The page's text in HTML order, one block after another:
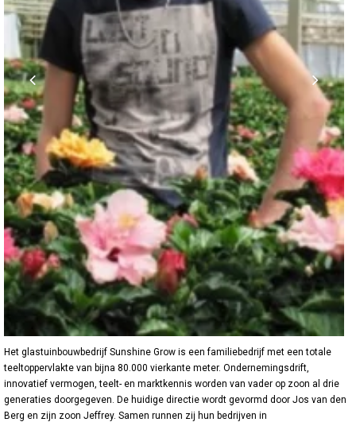
Het glastuinbouwbedrijf Sunshine Grow is een familiebedrijf met een totale
teeltoppervlakte van bijna 80.000 vierkante meter. Ondernemingsdrift,
innovatief vermogen, teelt- en marktkennis worden van vader op zoon al drie
generaties doorgegeven. De huidige directie wordt gevormd door Jos van den
Berg en zijn zoon Jeffrey. Samen runnen zij hun bedrijven in